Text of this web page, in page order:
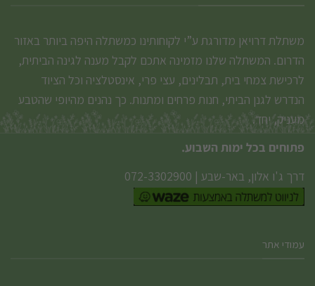
משתלת דרויאן מדורגת ע”י לקוחותינו כמשתלה היפה ביותר באזור
הדרום. המשתלה שלנו מזמינה אתכם לקבל מענה לגינה הביתית,
לרכישת צמחי בית, תבלינים, עצי פרי, אינסטלציה וכל הציוד
הנדרש לגנן הביתי, חנות פרחים ומתנות. כך נהנים מהיופי שהטבע
מעניק, יחד.
פתוחים בכל ימות השבוע.
דרך ג'ו אלון, באר-שבע |
072-3302900
עמודי אתר